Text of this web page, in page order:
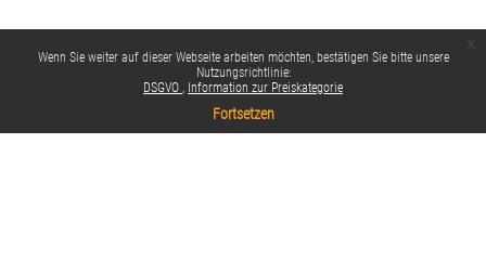
Wenn Sie weiter auf dieser Webseite arbeiten möchten, bestätigen Sie bitte unsere
Nutzungsrichtlinie:
DSGVO
Information zur Preiskategorie
Fortsetzen